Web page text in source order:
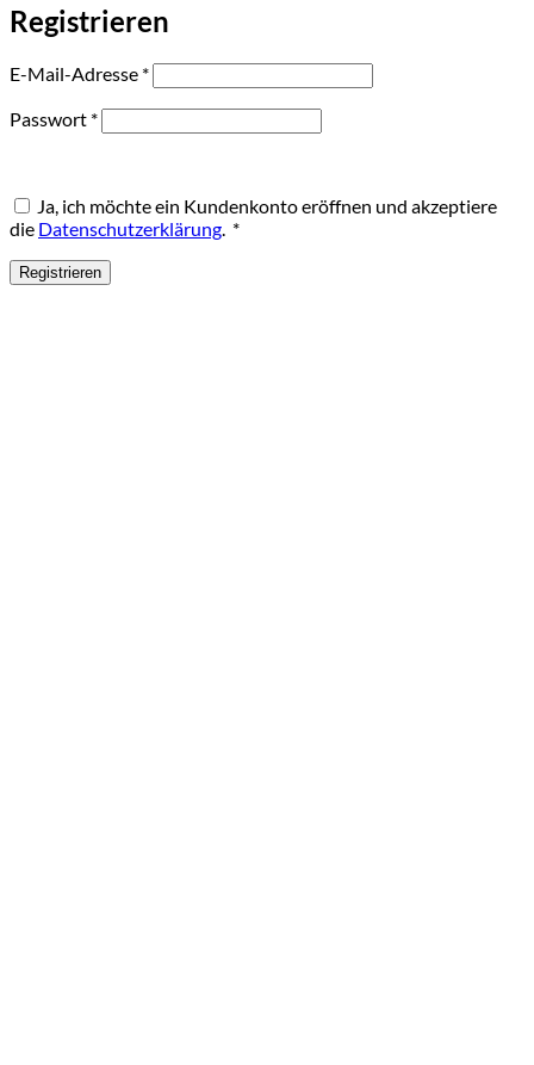
Registrieren
E-Mail-Adresse *Erforderlich
Passwort *Erforderlich
Ja, ich möchte ein Kundenkonto eröffnen und akzeptiere
die Datenschutzerklärung. *Erforderlich
Registrieren